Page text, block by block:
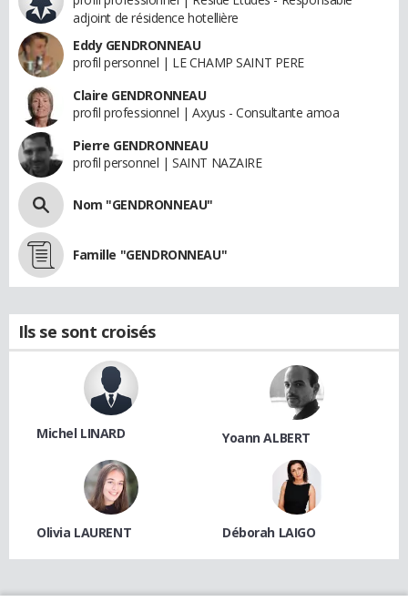
adjoint de résidence hotellière
Eddy GENDRONNEAU
profil personnel | LE CHAMP SAINT PERE
Claire GENDRONNEAU
profil professionnel | Axyus - Consultante amoa
Pierre GENDRONNEAU
profil personnel | SAINT NAZAIRE
Nom "GENDRONNEAU"
Famille "GENDRONNEAU"
Ils se sont croisés
Michel LINARD Yoann ALBERT
Olivia LAURENT Déborah LAIGO